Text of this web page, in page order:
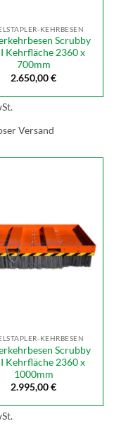
KEHRBESEN
Scrubby
Kehrfläche 2360 x
700mm
2.650,00€
Versand
KEHRBESEN
Scrubby
Kehrfläche 2360 x
1000mm
2.995,00€